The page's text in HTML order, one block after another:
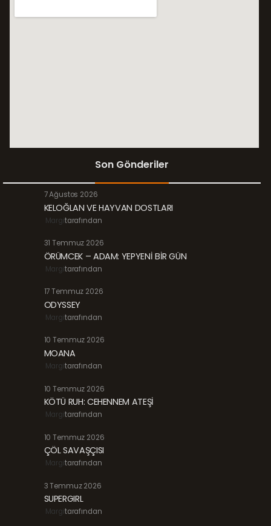
Son Gönderiler
7 Ağustos 2026
KELOĞLAN VE HAYVAN DOSTLARI
Margitarafından
31 Temmuz 2026
ÖRÜMCEK – ADAM: YEPYENİ BİR GÜN
Margitarafından
17 Temmuz 2026
ODYSSEY
Margitarafından
10 Temmuz 2026
MOANA
Margitarafından
10 Temmuz 2026
KÖTÜ RUH: CEHENNEM ATEŞİ
Margitarafından
10 Temmuz 2026
ÇÖL SAVAŞÇISI
Margitarafından
3 Temmuz 2026
SUPERGIRL
Margitarafından